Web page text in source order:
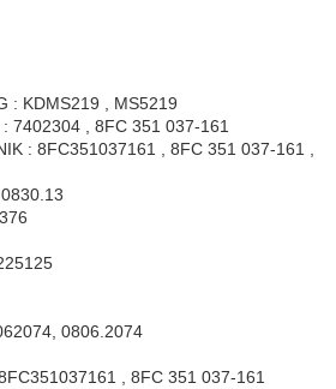
: KDMS219 , MS5219
: 7402304 , 8FC 351 037-161
: 8FC351037161 , 8FC 351 037-161 ,
0806.2074
, 8FC 351 037-161